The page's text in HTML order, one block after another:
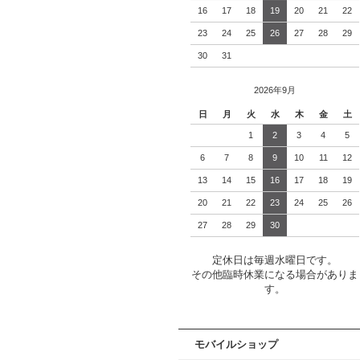
16 17 18 19 20 21 22
23 24 25 26 27 28 29
30 31
2026年9月
日 月 火 水 木 金 土
1 2 3 4 5
6 7 8 9 10 11 12
13 14 15 16 17 18 19
20 21 22 23 24 25 26
27 28 29 30
定休日は毎週水曜日です。
その他臨時休業になる場合がありま
す。
モバイルショップ